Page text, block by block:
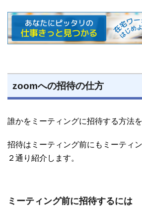
zoomへの招待の仕方
誰かをミーティングに招待する方法
招待はミーティング前にもミーティ
２通り紹介します。
ミーティング前に招待するには